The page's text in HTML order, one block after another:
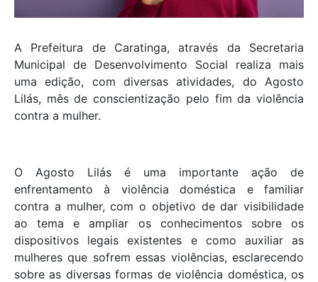
A Prefeitura de Caratinga, através da Secretaria
Municipal de Desenvolvimento Social realiza mais
uma edição, com diversas atividades, do Agosto
Lilás, mês de conscientização pelo fim da violência
contra a mulher.
O Agosto Lilás é uma importante ação de
enfrentamento à violência doméstica e familiar
contra a mulher, com o objetivo de dar visibilidade
ao tema e ampliar os conhecimentos sobre os
dispositivos legais existentes e como auxiliar as
mulheres que sofrem essas violências, esclarecendo
sobre as diversas formas de violência doméstica, os